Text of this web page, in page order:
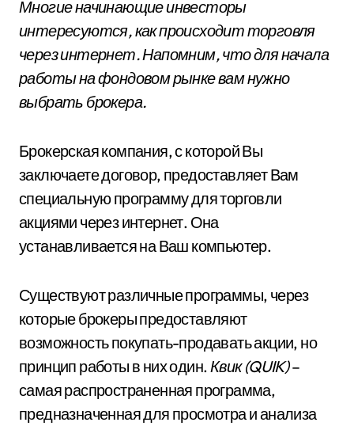
Многие начинающие инвесторы
интересуются, как происходит торговля
через интернет. Напомним, что для начала
работы на фондовом рынке вам нужно
выбрать брокера.
Брокерская компания, с которой Вы
заключаете договор, предоставляет Вам
специальную программу для торговли
акциями через интернет. Она
устанавливается на Ваш компьютер.
Существуют различные программы, через
которые брокеры предоставляют
возможность покупать-продавать акции, но
принцип работы в них один.Квик (QUIK)–
самая распространенная программа,
предназначенная для просмотра и анализа